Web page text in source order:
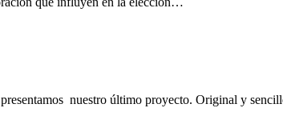
nuestro último proyecto. Original y